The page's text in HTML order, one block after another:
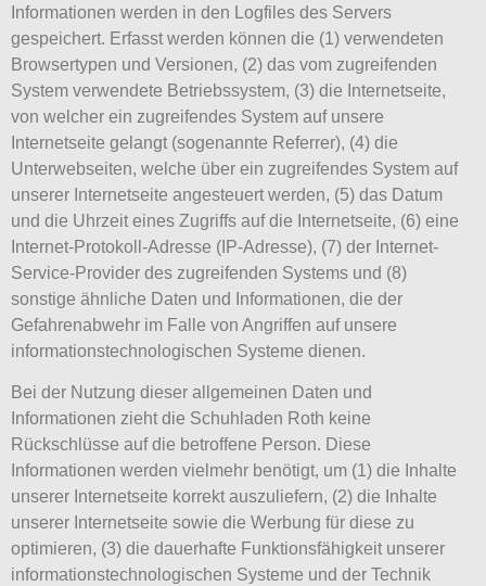
Informationen werden in den Logfiles des Servers
gespeichert. Erfasst werden können die (1) verwendeten
Browsertypen und Versionen, (2) das vom zugreifenden
System verwendete Betriebssystem, (3) die Internetseite,
von welcher ein zugreifendes System auf unsere
Internetseite gelangt (sogenannte Referrer), (4) die
Unterwebseiten, welche über ein zugreifendes System auf
unserer Internetseite angesteuert werden, (5) das Datum
und die Uhrzeit eines Zugriffs auf die Internetseite, (6) eine
Internet-Protokoll-Adresse (IP-Adresse), (7) der Internet-
Service-Provider des zugreifenden Systems und (8)
sonstige ähnliche Daten und Informationen, die der
Gefahrenabwehr im Falle von Angriffen auf unsere
informationstechnologischen Systeme dienen.
Bei der Nutzung dieser allgemeinen Daten und
Informationen zieht die Schuhladen Roth keine
Rückschlüsse auf die betroffene Person. Diese
Informationen werden vielmehr benötigt, um (1) die Inhalte
unserer Internetseite korrekt auszuliefern, (2) die Inhalte
unserer Internetseite sowie die Werbung für diese zu
optimieren, (3) die dauerhafte Funktionsfähigkeit unserer
informationstechnologischen Systeme und der Technik